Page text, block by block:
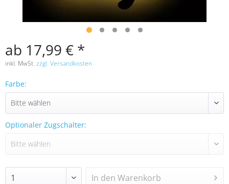
ab 17,99 € *
inkl. MwSt. zzgl. Versandkosten
Farbe:
Optionaler Zugschalter:
In den Warenkorb